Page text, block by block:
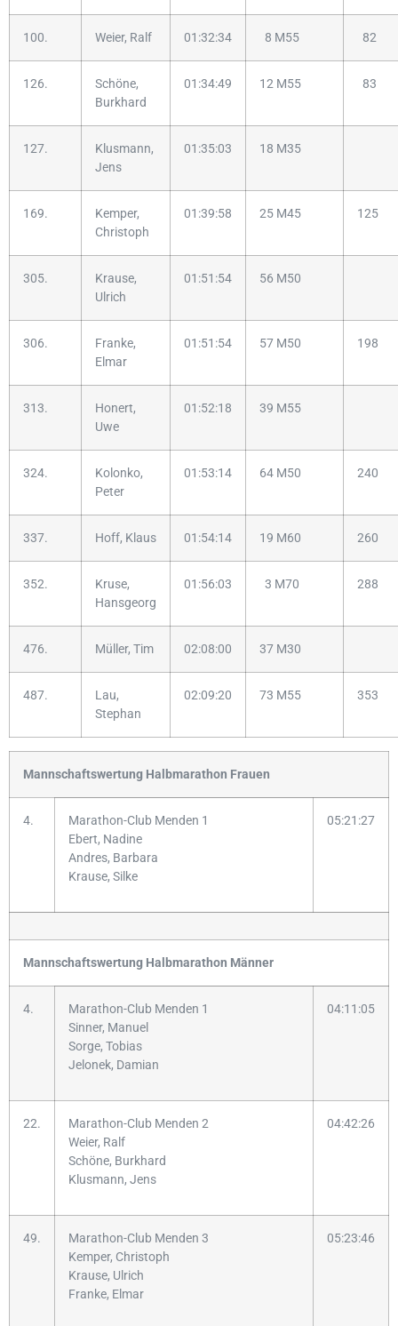
100. Weier, Ralf 01:32:34 8 M55 82
126.
Schöne,
Burkhard
01:34:49 12 M55 83
127.
Klusmann,
Jens
01:35:03 18 M35
169.
Kemper,
Christoph
01:39:58 25 M45 125
305.
Krause,
Ulrich
01:51:54 56 M50
306.
Franke,
Elmar
01:51:54 57 M50 198
313.
Honert,
Uwe
01:52:18 39 M55
324.
Kolonko,
Peter
01:53:14 64 M50 240
337. Hoff, Klaus 01:54:14 19 M60 260
352.
Kruse,
Hansgeorg
01:56:03 3 M70 288
476. Müller, Tim 02:08:00 37 M30
487.
Lau,
Stephan
02:09:20 73 M55 353
Mannschaftswertung Halbmarathon Frauen
4.
Marathon-Club Menden 1
Ebert, Nadine
Andres, Barbara
Krause, Silke
05:21:27
Mannschaftswertung Halbmarathon Männer
4.
Marathon-Club Menden 1
Sinner, Manuel
Sorge, Tobias
Jelonek, Damian
04:11:05
22.
Marathon-Club Menden 2
Weier, Ralf
Schöne, Burkhard
Klusmann, Jens
04:42:26
49.
Marathon-Club Menden 3
Kemper, Christoph
Krause, Ulrich
Franke, Elmar
05:23:46